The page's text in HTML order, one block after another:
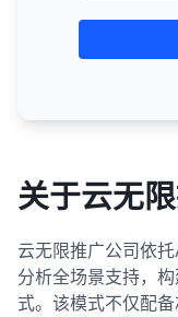
关于云无
云无限推广公司依
分析全场景支持，
式。该模式不仅配